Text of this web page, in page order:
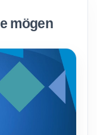
mögen